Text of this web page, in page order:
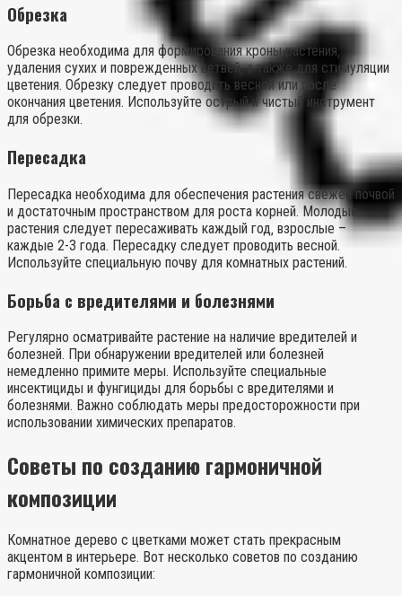
Обрезка
Обрезка необходима для формирования кроны растения‚
удаления сухих и поврежденных ветвей‚ а также для стимуляции
цветения. Обрезку следует проводить весной или после
окончания цветения. Используйте острый и чистый инструмент
для обрезки.
Пересадка
Пересадка необходима для обеспечения растения свежей почвой
и достаточным пространством для роста корней. Молодые
растения следует пересаживать каждый год‚ взрослые –
каждые 2-3 года. Пересадку следует проводить весной.
Используйте специальную почву для комнатных растений.
Борьба с вредителями и болезнями
Регулярно осматривайте растение на наличие вредителей и
болезней. При обнаружении вредителей или болезней
немедленно примите меры. Используйте специальные
инсектициды и фунгициды для борьбы с вредителями и
болезнями. Важно соблюдать меры предосторожности при
использовании химических препаратов.
Советы по созданию гармоничной
композиции
Комнатное дерево с цветками может стать прекрасным
акцентом в интерьере. Вот несколько советов по созданию
гармоничной композиции: